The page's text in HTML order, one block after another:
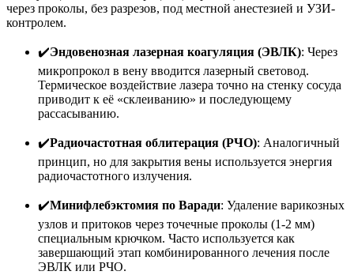
через проколы, без разрезов, под местной анестезией и УЗИ-
контролем.
✔️Эндовенозная лазерная коагуляция (ЭВЛК): Через
микропрокол в вену вводится лазерный световод.
Термическое воздействие лазера точно на стенку сосуда
приводит к её «склеиванию» и последующему
рассасыванию.
✔️Радиочастотная облитерация (РЧО): Аналогичный
принцип, но для закрытия вены используется энергия
радиочастотного излучения.
✔️Минифлебэктомия по Варади: Удаление варикозных
узлов и притоков через точечные проколы (1-2 мм)
специальным крючком. Часто используется как
завершающий этап комбинированного лечения после
ЭВЛК или РЧО.